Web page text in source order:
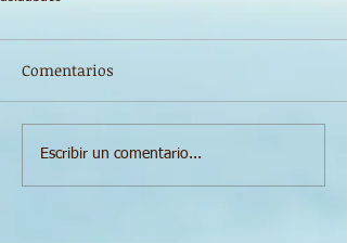
Comentarios
Escribir un comentario...